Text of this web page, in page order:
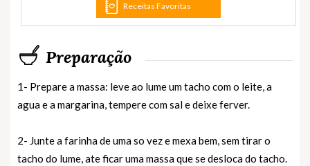
Receitas Favoritas
Preparação
1- Prepare a massa: leve ao lume um tacho com o leite, a
agua e a margarina, tempere com sal e deixe ferver.
2- Junte a farinha de uma so vez e mexa bem, sem tirar o
tacho do lume, ate ficar uma massa que se desloca do tacho.